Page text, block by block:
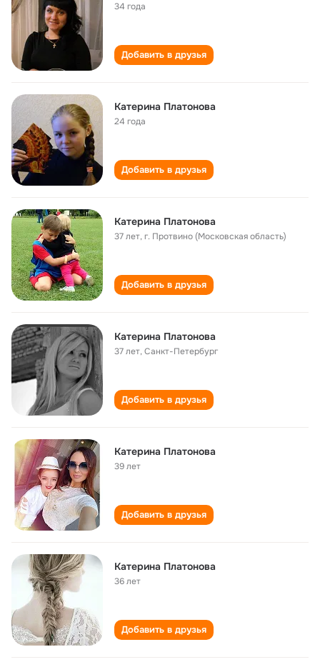
34 года
Добавить в друзья
Катерина Платонова
24 года
Добавить в друзья
Катерина Платонова
37 лет,г. Протвино (Московская область)
Добавить в друзья
Катерина Платонова
37 лет,Санкт-Петербург
Добавить в друзья
Катерина Платонова
39 лет
Добавить в друзья
Катерина Платонова
36 лет
Добавить в друзья